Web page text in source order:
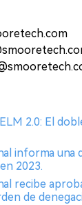
2.0: El
informa una
2023.
recibe
de